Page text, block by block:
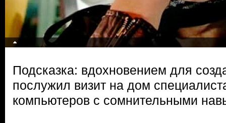
Подсказка: вдохновением для
послужил визит на дом
компьютеров с сомнительными